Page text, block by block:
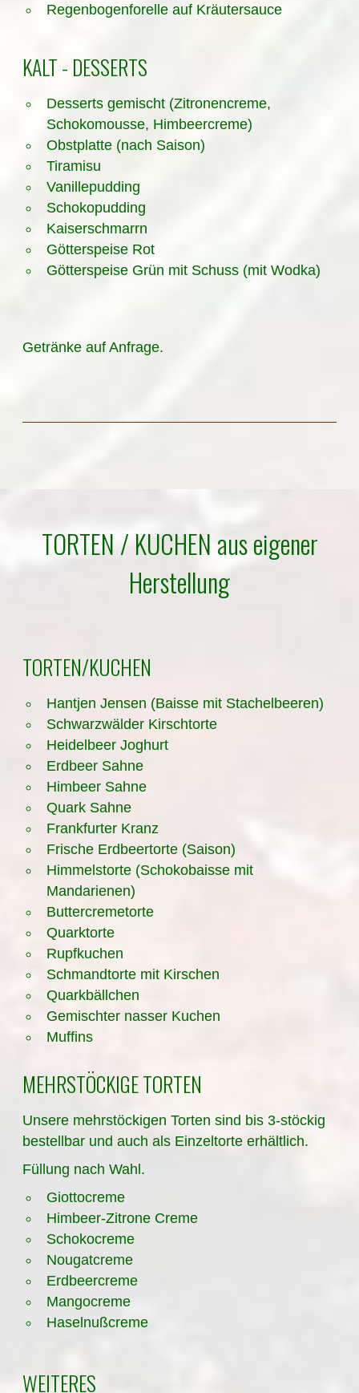
Regenbogenforelle auf Kräutersauce
KALT - DESSERTS
Desserts gemischt (Zitronencreme,
Schokomousse, Himbeercreme)
Obstplatte (nach Saison)
Tiramisu
Vanillepudding
Schokopudding
Kaiserschmarrn
Götterspeise Rot
Götterspeise Grün mit Schuss (mit Wodka)
Getränke auf Anfrage.
TORTEN / KUCHEN aus eigener
Herstellung
TORTEN/KUCHEN
Hantjen Jensen (Baisse mit Stachelbeeren)
Schwarzwälder Kirschtorte
Heidelbeer Joghurt
Erdbeer Sahne
Himbeer Sahne
Quark Sahne
Frankfurter Kranz
Frische Erdbeertorte (Saison)
Himmelstorte (Schokobaisse mit
Mandarienen)
Buttercremetorte
Quarktorte
Rupfkuchen
Schmandtorte mit Kirschen
Quarkbällchen
Gemischter nasser Kuchen
Muffins
MEHRSTÖCKIGE TORTEN
Unsere mehrstöckigen Torten sind bis 3-stöckig
bestellbar und auch als Einzeltorte erhältlich.
Füllung nach Wahl.
Giottocreme
Himbeer-Zitrone Creme
Schokocreme
Nougatcreme
Erdbeercreme
Mangocreme
Haselnußcreme
WEITERES